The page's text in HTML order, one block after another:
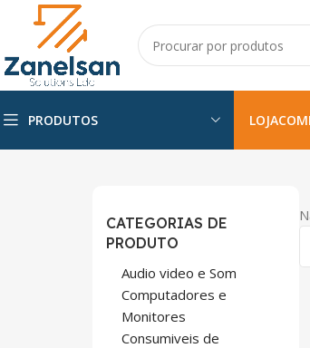
PRODUTOS LOJA
CATEGORIAS DE
PRODUTO
Audio video e Som
Computadores e
Monitores
Consumiveis de